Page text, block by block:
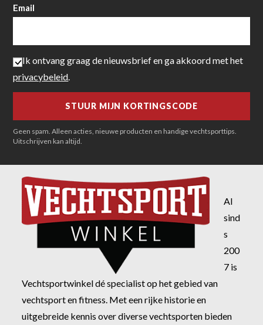
Email
Ik ontvang graag de nieuwsbrief en ga akkoord met het
privacybeleid.
Geen spam. Alleen acties, nieuwe producten en handige vechtsporttips.
Uitschrijven kan altijd.
Al
sind
s
200
7 is
Vechtsportwinkel dé specialist op het gebied van
vechtsport en fitness. Met een rijke historie en
uitgebreide kennis over diverse vechtsporten bieden